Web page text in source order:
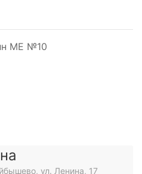
МЕ №10
ул. Ленина, 17